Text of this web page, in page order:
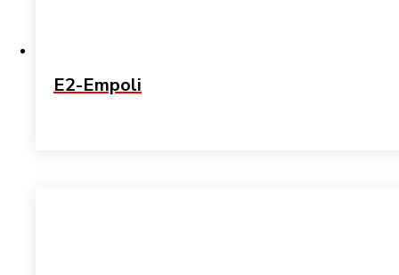
E2-Empoli